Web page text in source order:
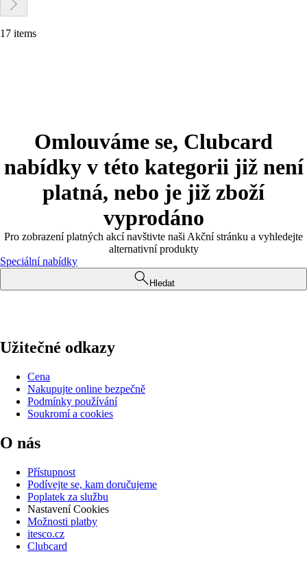
17 items
Omlouváme se, Clubcard
nabídky v této kategorii již není
platná, nebo je již zboží
vyprodáno
Pro zobrazení platných akcí navštivte naši Akční stránku a vyhledejte
alternativní produkty
Speciální nabídky
Hledat
Užitečné odkazy
Cena
Nakupujte online bezpečně
Podmínky používání
Soukromí a cookies
O nás
Přístupnost
Podívejte se, kam doručujeme
Poplatek za službu
Nastavení Cookies
Možnosti platby
itesco.cz
Clubcard